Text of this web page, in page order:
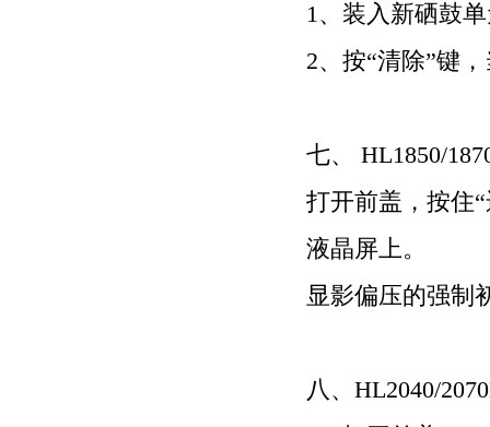
1、装入新硒鼓
2、按“清除”键，
七、
HL1850/
打开前盖，按住“
液晶屏上。
显影偏压的强制
八、 HL2040/